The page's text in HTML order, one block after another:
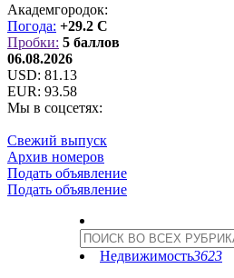
Академгородок:
Погода: +29.2 C
Пробки: 5 баллов
06.08.2026
USD: 81.13
EUR: 93.58
Мы в соцсетях:
Свежий выпуск
Архив номеров
Подать объявление
Подать объявление
Недвижимость3623